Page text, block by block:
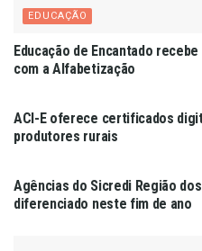
EDUCAÇÃO
Educação de Encantado
com a Alfabetização
ACI-E oferece certificados
produtores rurais
Agências do Sicredi Região
diferenciado neste fim de ano